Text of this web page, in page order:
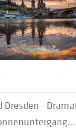
Dresden -